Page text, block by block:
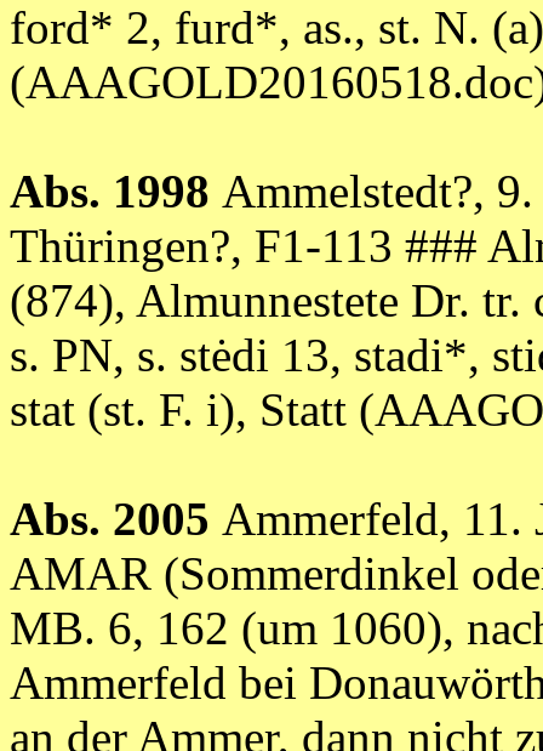
ford* 2, furd*, as., st. N.
Abs. 1998 Ammelstedt?,
Thüringen?, F1-113 ###
(874), Almunnestete Dr. tr.
s. PN, s. stėdi 13, stadi*,
stat (st. F. i), Statt
Abs. 2005 Ammerfeld, 11.
AMAR (Sommerdinkel
MB. 6, 162 (um 1060),
Ammerfeld bei
an der Ammer, dann nicht